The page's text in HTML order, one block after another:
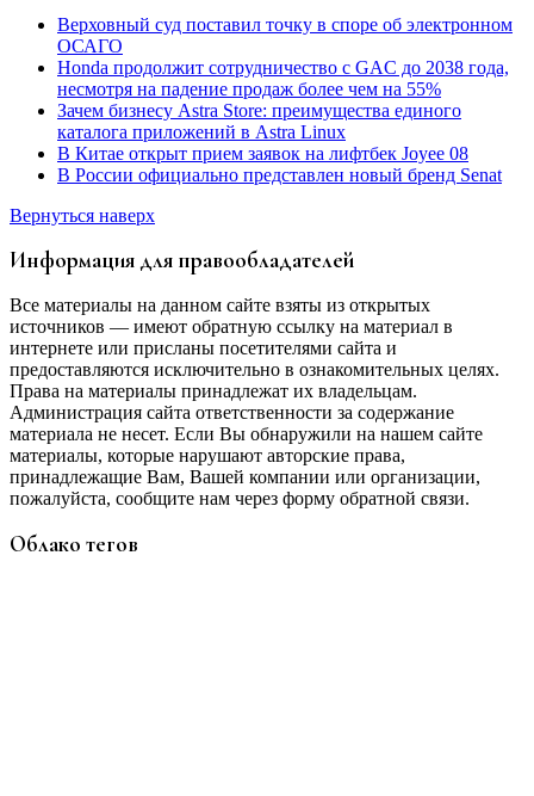
Верховный суд поставил точку в споре об электронном
ОСАГО
Honda продолжит сотрудничество с GAC до 2038 года,
несмотря на падение продаж более чем на 55%
Зачем бизнесу Astra Store: преимущества единого
каталога приложений в Astra Linux
В Китае открыт прием заявок на лифтбек Joyee 08
В России официально представлен новый бренд Senat
Вернуться наверх
Информация для правообладателей
Все материалы на данном сайте взяты из открытых
источников — имеют обратную ссылку на материал в
интернете или присланы посетителями сайта и
предоставляются исключительно в ознакомительных целях.
Права на материалы принадлежат их владельцам.
Администрация сайта ответственности за содержание
материала не несет. Если Вы обнаружили на нашем сайте
материалы, которые нарушают авторские права,
принадлежащие Вам, Вашей компании или организации,
пожалуйста, сообщите нам через форму обратной связи.
Облако тегов